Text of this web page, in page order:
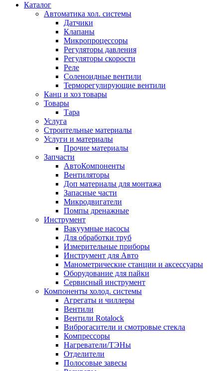
Каталог
Автоматика хол. системы
Датчики
Клапаны
Микропроцессоры
Регуляторы давления
Регуляторы скорости
Реле
Соленоидные вентили
Терморегулирующие вентили
Канц и хоз товары
Товары
Тара
Услуга
Строительные материалы
Услуги и материалы
Прочие материалы
Запчасти
АвтоКомпоненты
Вентиляторы
Доп материалы для монтажа
Запасные части
Микродвигатели
Помпы дренажные
Инструмент
Вакуумные насосы
Для обработки труб
Измерительные приборы
Инструмент для Авто
Манометрические станции и аксессуары
Оборудование для пайки
Сервисный инструмент
Компоненты холод. системы
Агрегаты и чиллеры
Вентили
Вентили Rotalock
Виброгасители и смотровые стекла
Компрессоры
Нагреватели/ТЭНы
Отделители
Полосовые завесы